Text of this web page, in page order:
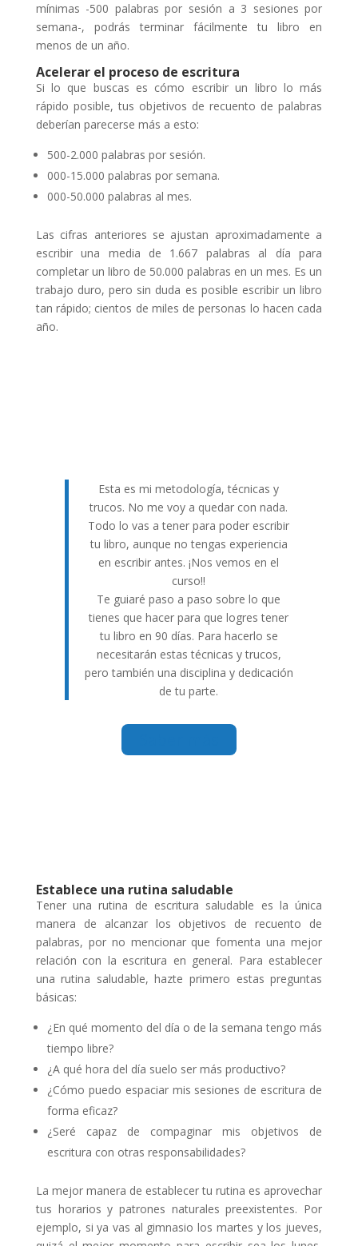
mínimas -500 palabras por sesión a 3 sesiones por
semana-, podrás terminar fácilmente tu libro en
menos de un año.
Acelerar el proceso de escritura
Si lo que buscas es cómo escribir un libro lo más
rápido posible, tus objetivos de recuento de palabras
deberían parecerse más a esto:
500-2.000 palabras por sesión.
000-15.000 palabras por semana.
000-50.000 palabras al mes.
Las cifras anteriores se ajustan aproximadamente a
escribir una media de 1.667 palabras al día para
completar un libro de 50.000 palabras en un mes. Es un
trabajo duro, pero sin duda es posible escribir un libro
tan rápido; cientos de miles de personas lo hacen cada
año.
Esta es mi metodología, técnicas y
trucos. No me voy a quedar con nada.
Todo lo vas a tener para poder escribir
tu libro, aunque no tengas experiencia
en escribir antes. ¡Nos vemos en el
curso!!
Te guiaré paso a paso sobre lo que
tienes que hacer para que logres tener
tu libro en 90 días. Para hacerlo se
necesitarán estas técnicas y trucos,
pero también una disciplina y dedicación
de tu parte.
Establece una rutina saludable
Tener una rutina de escritura saludable es la única
manera de alcanzar los objetivos de recuento de
palabras, por no mencionar que fomenta una mejor
relación con la escritura en general. Para establecer
una rutina saludable, hazte primero estas preguntas
básicas:
¿En qué momento del día o de la semana tengo más
tiempo libre?
¿A qué hora del día suelo ser más productivo?
¿Cómo puedo espaciar mis sesiones de escritura de
forma eficaz?
¿Seré capaz de compaginar mis objetivos de
escritura con otras responsabilidades?
La mejor manera de establecer tu rutina es aprovechar
tus horarios y patrones naturales preexistentes. Por
ejemplo, si ya vas al gimnasio los martes y los jueves,